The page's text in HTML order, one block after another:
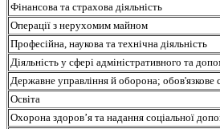
Фінансова та страхова діяльність
Операції з нерухомим майном
Професійна, наукова та технічна діяльність
Діяльність у сфері адміністративного та
Державне управління й оборона; обов'язкове
Освіта
Охорона здоров’я та надання соціальної